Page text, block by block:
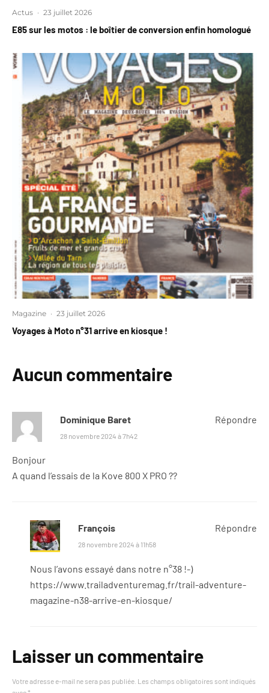
Actus · 23 juillet 2026
E85 sur les motos : le boîtier de conversion enfin homologué
Magazine · 23 juillet 2026
Voyages à Moto n°31 arrive en kiosque !
Aucun commentaire
Dominique Baret
28 novembre 2024 à 7h42
Bonjour
A quand l’essais de la Kove 800 X PRO ??
Répondre
François
28 novembre 2024 à 11h58
Nous l’avons essayé dans notre n°38 !-)
https://www.trailadventuremag.fr/trail-adventure-
magazine-n38-arrive-en-kiosque/
Répondre
Laisser un commentaire
Votre adresse e-mail ne sera pas publiée. Les champs obligatoires sont indiqués